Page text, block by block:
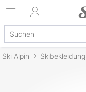
Ski Alpin Skibekleidung